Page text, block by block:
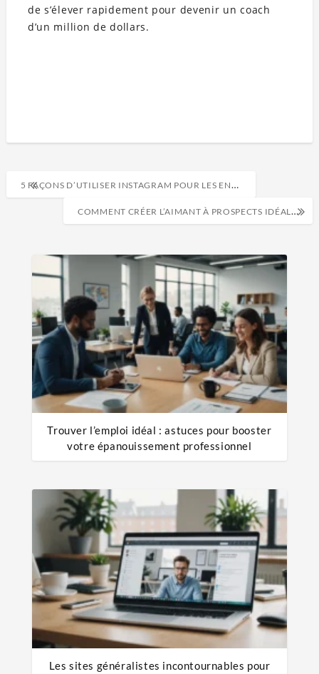
de s’élever rapidement pour devenir un coach
d’un million de dollars.
5 FAÇONS D’UTILISER INSTAGRAM POUR LES ENTREPRISES ET DE RENFORCER VOTRE PRÉSENCE SUR LES MÉDIAS SOCIAUX
COMMENT CRÉER L’AIMANT À PROSPECTS IDÉAL POUR VENDRE VOTRE COURS ?
Trouver l’emploi idéal : astuces pour booster
votre épanouissement professionnel
Les sites généralistes incontournables pour